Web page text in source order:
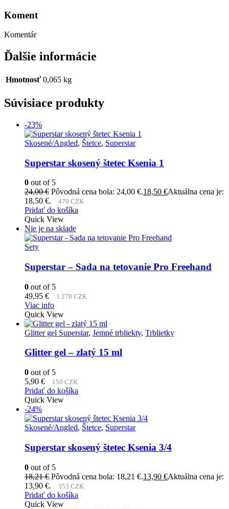
Koment
Komentár
Ďalšie informácie
Hmotnosť 0,065 kg
Súvisiace produkty
-23%
Skosené/Angled, Štetce, Superstar
Superstar skosený štetec Ksenia 1
0 out of 5
24,00€ Pôvodná cena bola: 24,00 €.18,50 €Aktuálna cena je:
18,50 €.
470 CZK
Pridať do košíka
Quick View
Nie je na sklade
Sety
Superstar – Sada na tetovanie Pro Freehand
0 out of 5
49,95 € 1 270 CZK
Viac info
Quick View
Glitter gel Superstar, Jemné trbliekty, Trblietky
Glitter gel – zlatý 15 ml
0 out of 5
5,90 € 150 CZK
Pridať do košíka
Quick View
-24%
Skosené/Angled, Štetce, Superstar
Superstar skosený štetec Ksenia 3/4
0 out of 5
18,21€ Pôvodná cena bola: 18,21 €.13,90 €Aktuálna cena je:
13,90 €.
353 CZK
Pridať do košíka
Quick View